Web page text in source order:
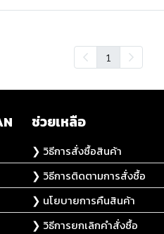
1
ช่วยเหลือ
❯ วิธีการสั่งซื้อสินค้า
❯ วิธีการติดตามการสั่งซื้อ
❯ นโยบายการคืนสินค้า
❯ วิธีการยกเลิกคำสั่งซื้อ